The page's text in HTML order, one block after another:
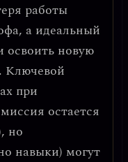
работы
а идеальный
освоить новую
Ключевой
при
остается
но
навыки) могут